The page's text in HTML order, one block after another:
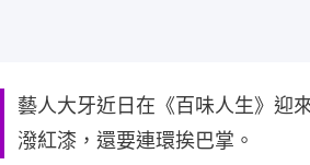
藝人大牙近日在《百味人生》迎
潑紅漆，還要連環挨巴掌。